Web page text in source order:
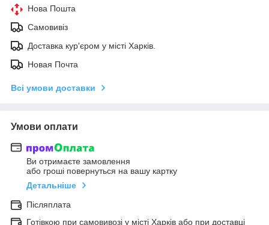
Нова Пошта
Самовивіз
Доставка кур'єром у місті Харків.
Новая Почта
Всі умови доставки
Умови оплати
Ви отримаєте замовлення
або гроші повернуться на вашу картку
Детальніше
Післяплата
Готівкою при самовивозі у місті Харків або при доставці